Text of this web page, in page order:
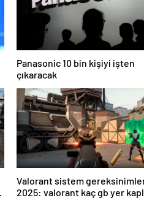
Panasonic 10 bin kişiyi işten
çıkaracak
Valorant sistem
2025: valorant kaç gb yer